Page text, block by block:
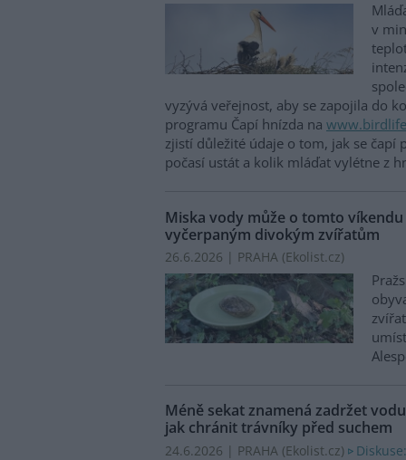
v
vyzývá veřejnost, aby se zapojila do
programu Čapí hnízda na
zjistí důležité údaje o tom, jak se čapí
počasí ustát a kolik mláďat vylétne z
Miska vody může o tomto
vyčerpaným divokým zvířatům
26.6.2026 | PRAHA (Ekolist.cz)
Méně sekat znamená zadržet
jak chránit trávníky před suchem
24.6.2026 | PRAHA (Ekolist.cz)